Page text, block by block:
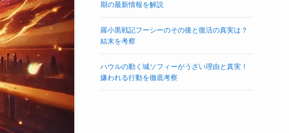
期の最新情報を解説
羅小黒戦記フーシーのその後と復活の真実は？
結末を考察
ハウルの動く城ソフィーがうざい理由と真実！
嫌われる行動を徹底考察